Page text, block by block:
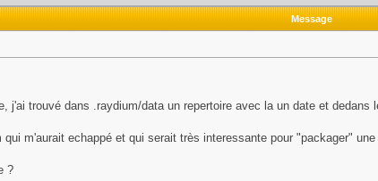
Message
j'ai trouvé dans .raydium/data un repertoire avec la un date et
m'aurait echappé et qui serait très interessante pour "packager"
?